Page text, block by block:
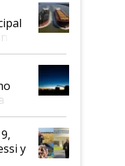
así
cada
y